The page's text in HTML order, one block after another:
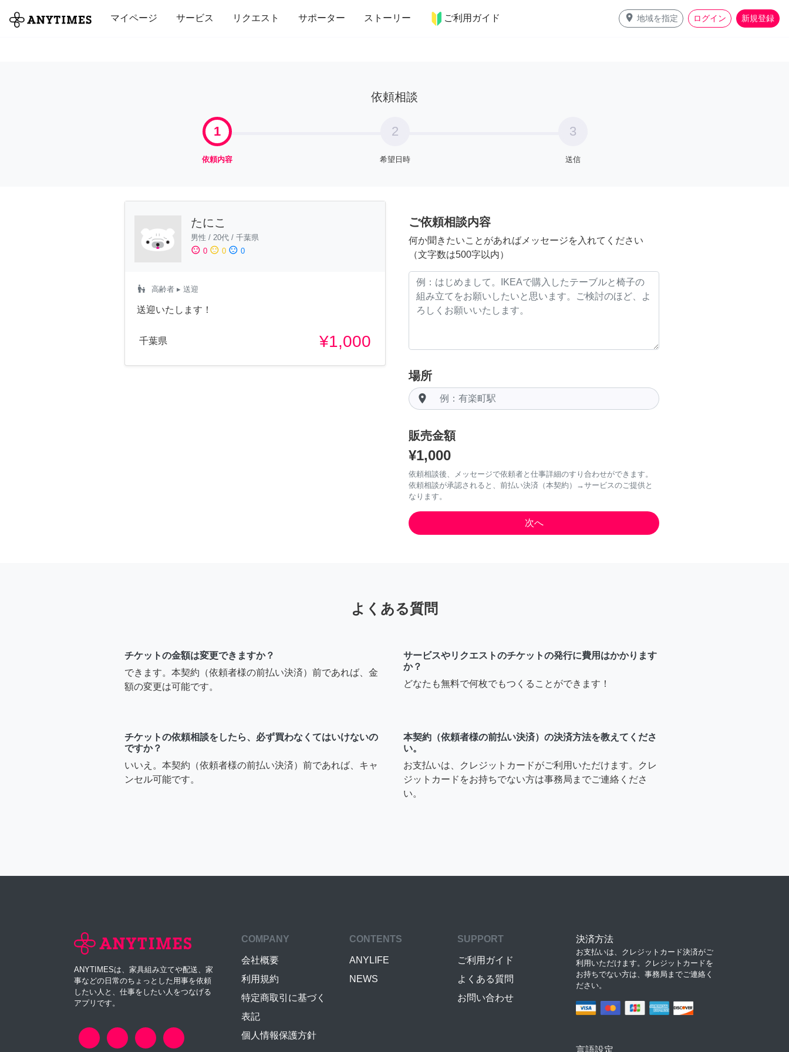
マイページ サービス リクエスト サポーター ストーリー ご利用ガイド place 地域を指定 ログイン 新規登録
全て 修理・組立 家事 引っ越し インテリア 趣味・習い事 ペット 料理
依頼相談
1
依頼内容
2
希望日時
3
送信
たにこ
男性 / 20代 / 千葉県
sentiment_satisfied 0 sentiment_neutral 0 sentiment_dissatisfied 0
escalator_warning 高齢者 ▸ 送迎
送迎いたします！
千葉県 ¥1,000
ご依頼相談内容
何か聞きたいことがあればメッセージを入れてください
（文字数は500字以内）
場所
room
販売金額
¥1,000
依頼相談後、メッセージで依頼者と仕事詳細のすり合わせができます。
依頼相談が承認されると、前払い決済（本契約）→サービスのご提供と
なります。
よくある質問
チケットの金額は変更できますか？
できます。本契約（依頼者様の前払い決済）前であれば、金
額の変更は可能です。
サービスやリクエストのチケットの発行に費用はかかります
か？
どなたも無料で何枚でもつくることができます！
チケットの依頼相談をしたら、必ず買わなくてはいけないの
ですか？
いいえ。本契約（依頼者様の前払い決済）前であれば、キャ
ンセル可能です。
本契約（依頼者様の前払い決済）の決済方法を教えてくださ
い。
お支払いは、クレジットカードがご利用いただけます。クレ
ジットカードをお持ちでない方は事務局までご連絡くださ
い。
ANYTIMESは、家具組み立てや配送、家
事などの日常のちょっとした用事を依頼
したい人と、仕事をしたい人をつなげる
アプリです。
COMPANY
会社概要
利用規約
特定商取引に基づく
表記
個人情報保護方針
CONTENTS
ANYLIFE
NEWS
SUPPORT
ご利用ガイド
よくある質問
お問い合わせ
決済方法
お支払いは、クレジットカード決済がご
利用いただけます。クレジットカードを
お持ちでない方は、事務局までご連絡く
ださい。
言語設定